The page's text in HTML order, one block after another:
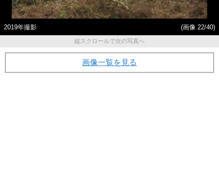
2019年撮影
(画像 22/40)
縦スクロールで次の写真へ
画像一覧を見る